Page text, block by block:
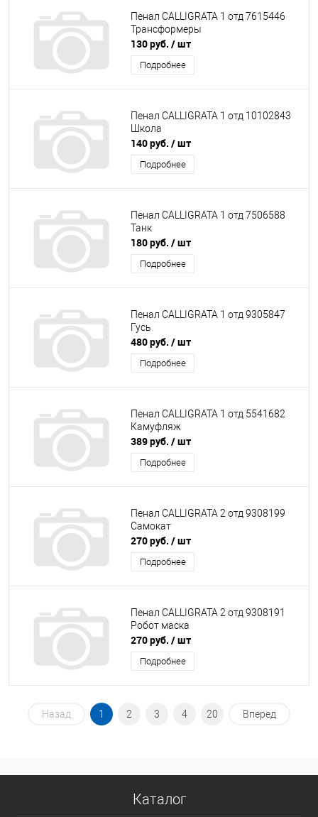
Пенал CALLIGRATA 1 отд 7615446
Трансформеры
130 руб. / шт
Подробнее
Пенал CALLIGRATA 1 отд 10102843
Школа
140 руб. / шт
Подробнее
Пенал CALLIGRATA 1 отд 7506588
Танк
180 руб. / шт
Подробнее
Пенал CALLIGRATA 1 отд 9305847
Гусь
480 руб. / шт
Подробнее
Пенал CALLIGRATA 1 отд 5541682
Камуфляж
389 руб. / шт
Подробнее
Пенал CALLIGRATA 2 отд 9308199
Самокат
270 руб. / шт
Подробнее
Пенал CALLIGRATA 2 отд 9308191
Робот маска
270 руб. / шт
Подробнее
Назад 1 2 3 4 20 Вперед
Каталог